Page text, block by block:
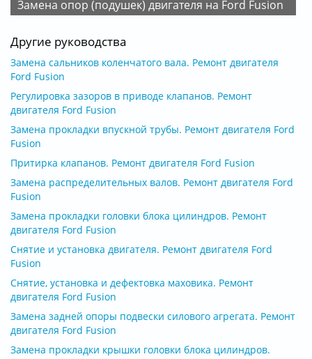
Замена опор (подушек) двигателя на Ford Fusion
Другие руководства
Замена сальников коленчатого вала. Ремонт двигателя
Ford Fusion
Регулировка зазоров в приводе клапанов. Ремонт
двигателя Ford Fusion
Замена прокладки впускной трубы. Ремонт двигателя Ford
Fusion
Притирка клапанов. Ремонт двигателя Ford Fusion
Замена распределительных валов. Ремонт двигателя Ford
Fusion
Замена прокладки головки блока цилиндров. Ремонт
двигателя Ford Fusion
Снятие и установка двигателя. Ремонт двигателя Ford
Fusion
Снятие, установка и дефектовка маховика. Ремонт
двигателя Ford Fusion
Замена задней опоры подвески силового агрегата. Ремонт
двигателя Ford Fusion
Замена прокладки крышки головки блока цилиндров.